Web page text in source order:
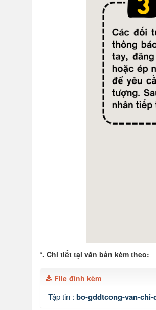
*. Chi tiết tại văn bản kèm theo:
File đính kèm
Tập tin : bo-gddtcong-van-